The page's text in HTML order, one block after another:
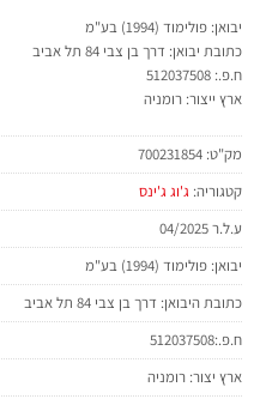
יבואן: פולימוד (1994) בע"מ
כתובת יבואן: דרך בן צבי 84 תל אביב
ח.פ.: 512037508
ארץ ייצור: רומניה
מק"ט: 700231854
קטגוריה: ג'וג ג'ינס
ע.ל.ר 04/2025
יבואן: פולימוד (1994) בע"מ
כתובת היבואן: דרך בן צבי 84 תל אביב
ח.פ.:512037508
ארץ יצור: רומניה